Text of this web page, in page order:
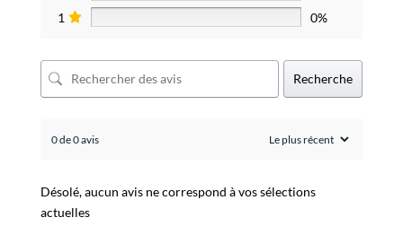
1
0%
Recherche
0 de 0 avis
Désolé, aucun avis ne correspond à vos sélections
actuelles